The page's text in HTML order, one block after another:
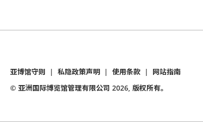
亚博馆守则 | 私隐政策声明 | 使用条款 |
网站指南
© 亚洲国际博览馆管理有限公司 2026, 版权所有。